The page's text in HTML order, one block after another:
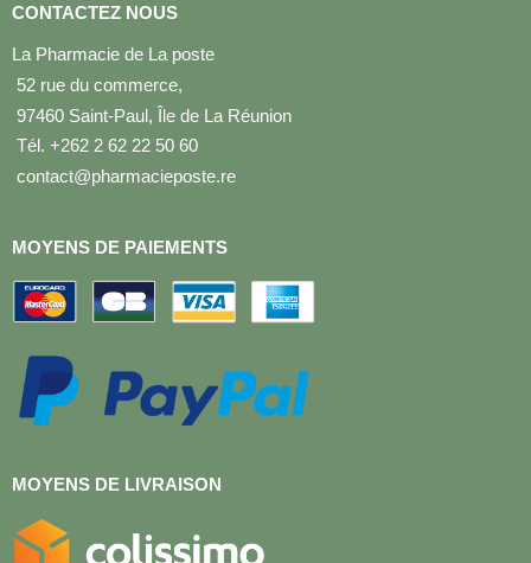
CONTACTEZ NOUS
La Pharmacie de La poste
52 rue du commerce,
97460 Saint-Paul, Île de La Réunion
Tél. +262 2 62 22 50 60
contact@pharmacieposte.re
MOYENS DE PAIEMENTS
MOYENS DE LIVRAISON